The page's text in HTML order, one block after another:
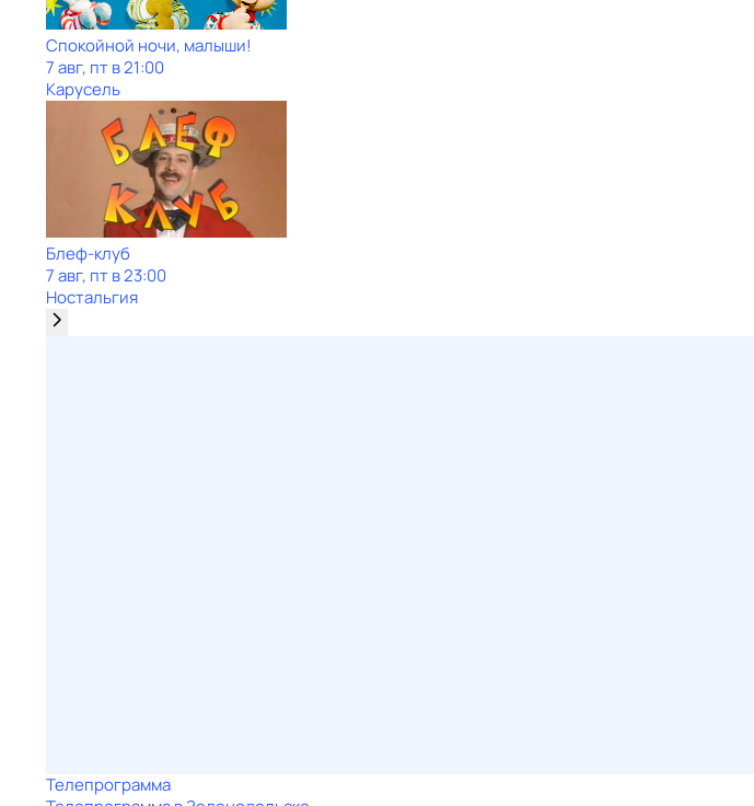
Спокойной ночи, малыши!
7 авг, пт в 21:00
Карусель
Блеф-клуб
7 авг, пт в 23:00
Ностальгия
Телепрограмма